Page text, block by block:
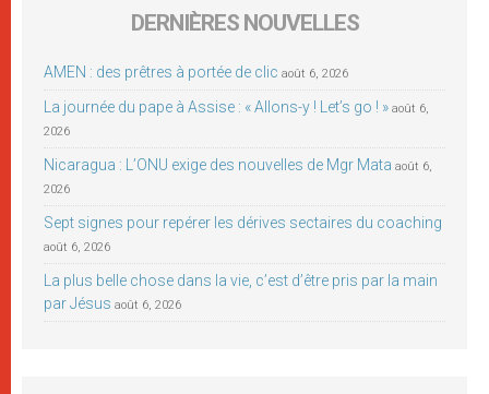
DERNIÈRES NOUVELLES
AMEN : des prêtres à portée de clic août 6, 2026
La journée du pape à Assise : « Allons-y ! Let’s go ! » août 6,
2026
Nicaragua : L’ONU exige des nouvelles de Mgr Mata août 6,
2026
Sept signes pour repérer les dérives sectaires du coaching
août 6, 2026
La plus belle chose dans la vie, c’est d’être pris par la main
par Jésus août 6, 2026